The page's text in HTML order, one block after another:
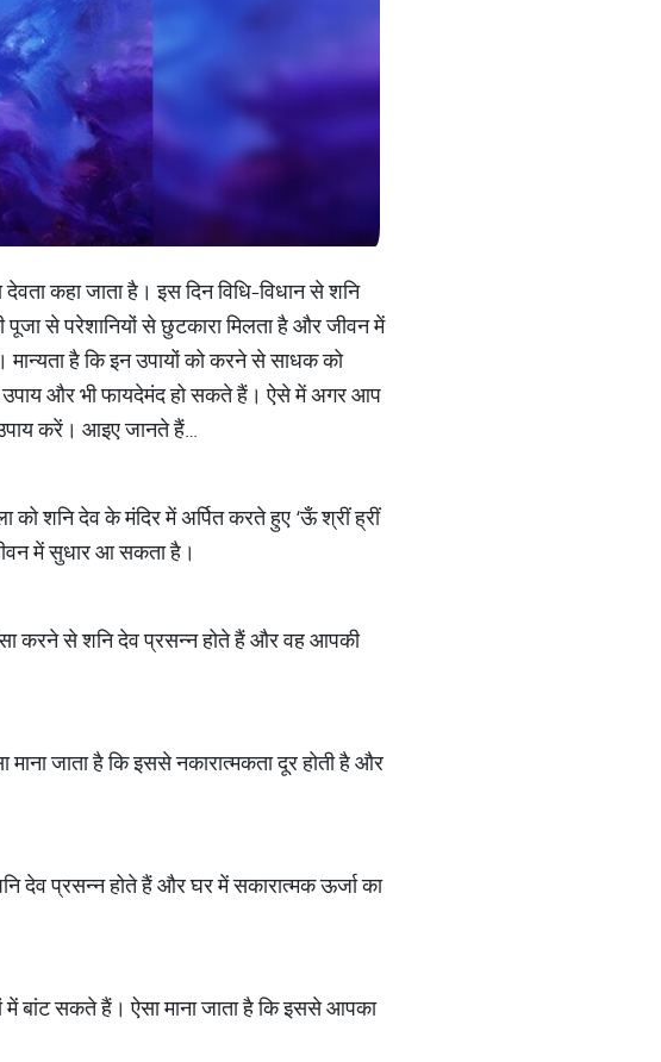
कहा जाता है। इस दिन विधि-विधान से शनि
से परेशानियों से छुटकारा मिलता है और जीवन में
मान्यता है कि इन उपायों को करने से साधक को
उपाय और भी फायदेमंद हो सकते हैं। ऐसे में अगर आप
उपाय करें। आइए जानते हैं…
शनि देव के मंदिर में अर्पित करते हुए ‘ऊँ श्रीं ह्रीं
में सुधार आ सकता है।
करने से शनि देव प्रसन्न होते हैं और वह आपकी
जाता है कि इससे नकारात्मकता दूर होती है और
देव प्रसन्न होते हैं और घर में सकारात्मक ऊर्जा का
बांट सकते हैं। ऐसा माना जाता है कि इससे आपका